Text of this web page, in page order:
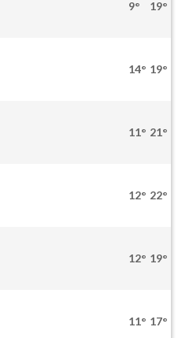
9° 19°
14° 19°
11° 21°
12° 22°
12° 19°
11° 17°